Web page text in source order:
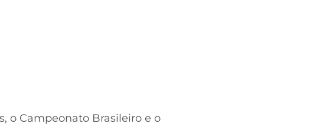
o Campeonato Brasileiro e o